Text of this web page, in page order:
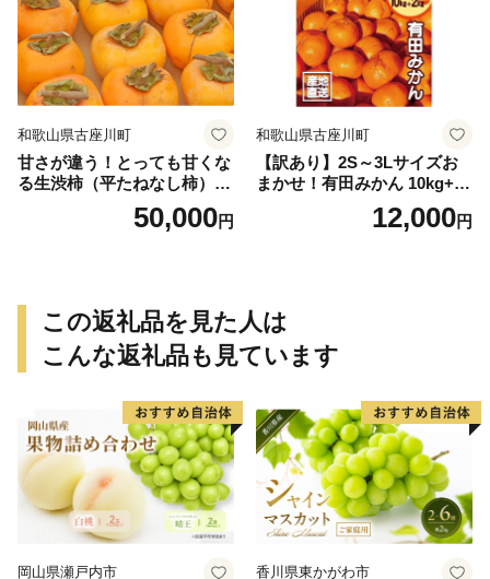
和歌山県古座川町
甘さが違う！とっても甘くな
る生渋柿（平たねなし柿）吊
ップ付約14.5～15kg 約60～
50,000円
和歌山県古座川町
【訳あり】2S～3Lサイズお
まかせ！有田みかん 10kg+2k
g保証分 11月から12月下旬ま
でに順次発送致します。 / 訳
12,000円
この返礼品を見た人は
こんな返礼品も見ています
岡山県瀬戸内市 香川県東かがわ市